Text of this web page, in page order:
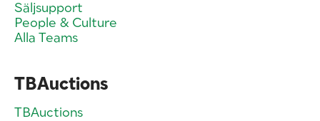
Säljsupport
People & Culture
Alla Teams
TBAuctions
TBAuctions